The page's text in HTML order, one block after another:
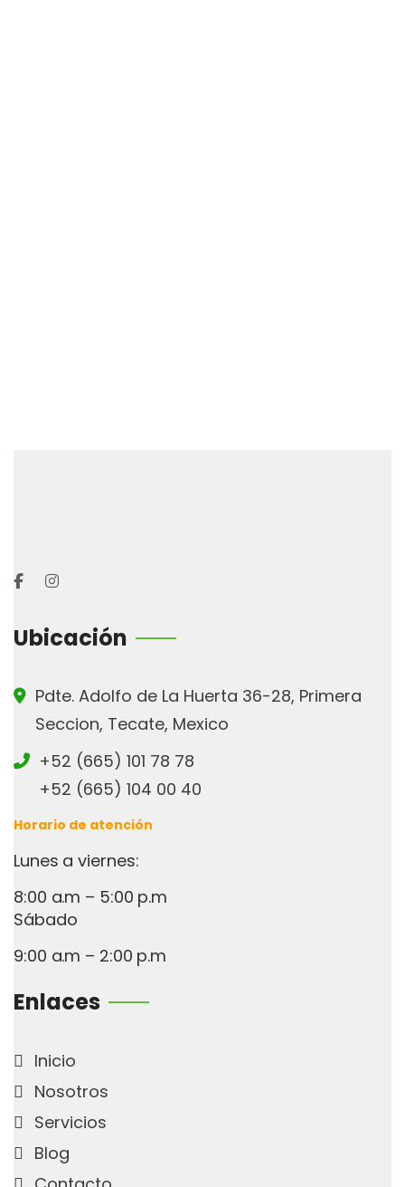
Ubicación
Pdte. Adolfo de La Huerta 36-28, Primera
Seccion, Tecate, Mexico
+52 (665) 101 78 78
+52 (665) 104 00 40
Horario de atención
Lunes a viernes:
8:00 a.m – 5:00 p.m
Sábado
9:00 a.m – 2:00 p.m
Enlaces
Inicio
Nosotros
Servicios
Blog